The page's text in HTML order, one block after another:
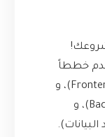
خططاً
مجانية ممتازة مثل Vercel (للـ Frontend)، و
Heroku أو Render.com (للـ Backend)، و